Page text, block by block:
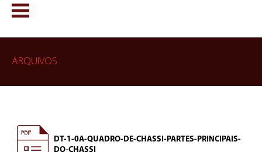
ARQUIVOS
DT-1-0A-QUADRO-DE-CHASSI-PARTES-PRINCIPAIS-
DO-CHASSI